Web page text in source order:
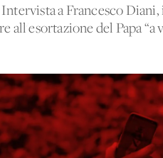
a Francesco Diani,
del Papa “a